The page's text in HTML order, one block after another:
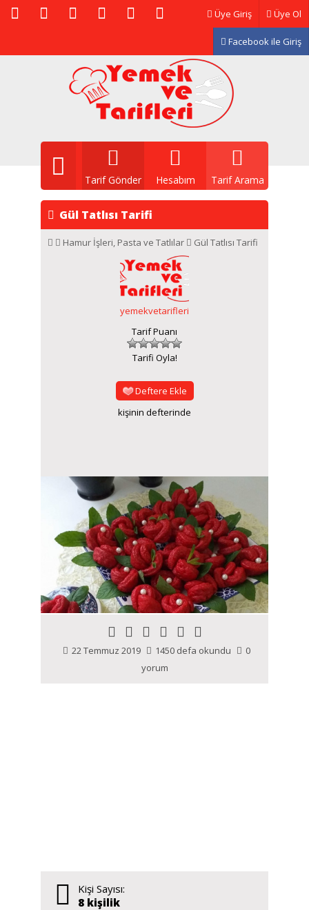
Üye Ol
Üye Giriş
Facebook ile Giriş
Tarif Arama
Hesabım
Tarif Gönder
Gül Tatlısı Tarifi
Hamur İşleri, Pasta ve Tatlılar Gül Tatlısı Tarifi
yemekvetarifleri
Tarif Puanı
Tarifi Oyla!
Deftere Ekle
kişinin defterinde
22 Temmuz 2019 1450 defa okundu
0
yorum
Kişi Sayısı:
8 kişilik